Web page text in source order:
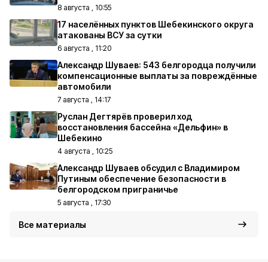
8 августа , 10:55
17 населённых пунктов Шебекинского округа
атакованы ВСУ за сутки
6 августа , 11:20
Александр Шуваев: 543 белгородца получили
компенсационные выплаты за повреждённые
автомобили
7 августа , 14:17
Руслан Дегтярёв проверил ход
восстановления бассейна «Дельфин» в
Шебекино
4 августа , 10:25
Александр Шуваев обсудил с Владимиром
Путиным обеспечение безопасности в
белгородском приграничье
5 августа , 17:30
Все материалы